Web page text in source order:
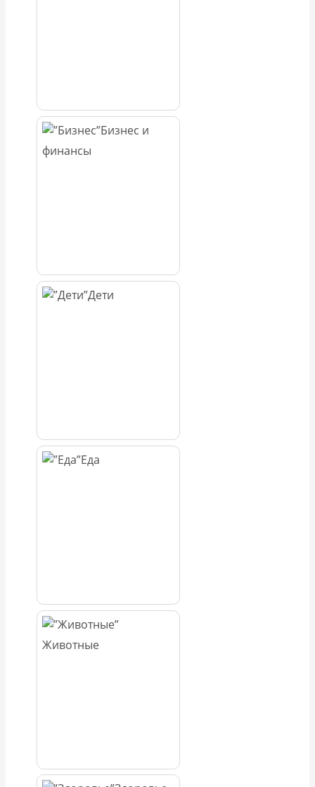
Бизнес и
финансы
Дети
Еда
Животные